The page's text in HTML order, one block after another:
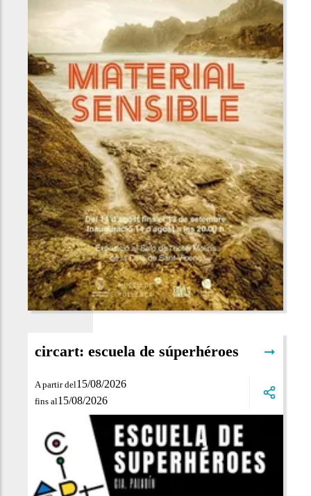
A partir del15/08/2026
fins al15/08/2026
circart: escuela de súperhéroes ➞